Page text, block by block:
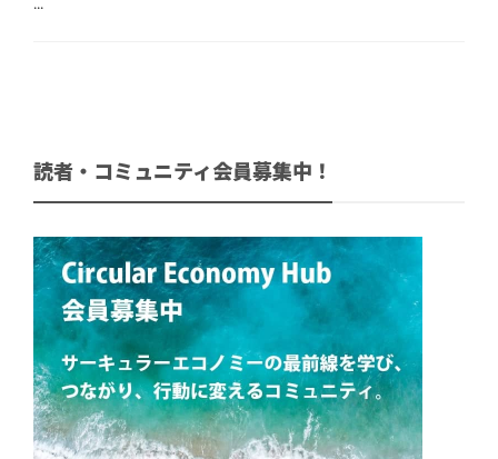
...
読者・コミュニティ会員募集中！